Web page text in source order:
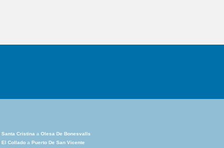
Santa Cristina a Olesa De Bonesvalls
El Collado a Puerto De San Vicente